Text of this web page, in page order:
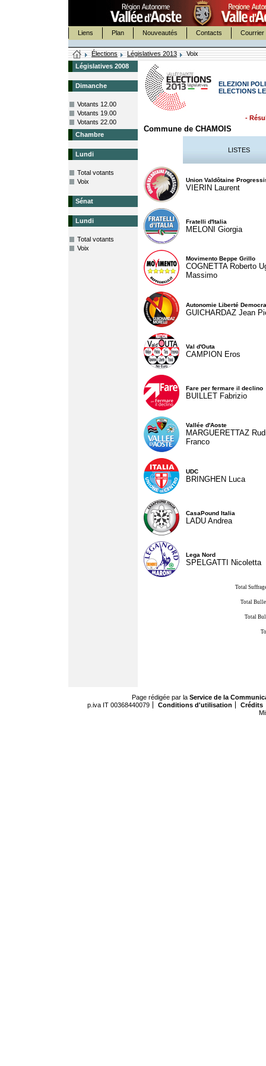
Liens Plan Nouveautés Contacts Courrier
Élections Législatives 2013
Voix
Législatives 2008
Dimanche
Votants 12.00
Votants 19.00
Votants 22.00
Chambre
Lundi
Total votants
Voix
Sénat
Lundi
Total votants
Voix
ELEZIONI
ELECTIONS
-
Commune de CHAMOIS
LISTES
Union Valdôtaine
VIERIN Laurent
Fratelli d'Italia
MELONI Giorgia
Movimento Beppe Grillo
COGNETTA Roberto
Massimo
Autonomie Liberté
GUICHARDAZ Jean
Val d'Outa
CAMPION Eros
Fare per fermare il declino
BUILLET Fabrizio
Vallée d'Aoste
MARGUERETTAZ
Franco
UDC
BRINGHEN Luca
CasaPound Italia
LADU Andrea
Lega Nord
SPELGATTI Nicoletta
Total
Total
Total
Page rédigée par la Service de la
p.iva IT 00368440079
Conditions d'utilisation
Crédits